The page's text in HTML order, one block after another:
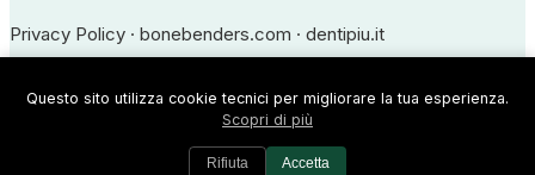
Privacy Policy · bonebenders.com · dentipiu.it
Iscrizione all'Albo degli Odontoiatri di Frosinone n. 594 · P.IVA
Questo sito utilizza cookie tecnici per migliorare la tua esperienza.
Scopri di più
Rifiuta Accetta